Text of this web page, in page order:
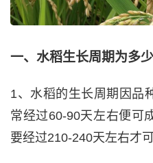
一、水稻生长周期为多
1、水稻的生长周期因品
常经过60-90天左右便可
要经过210-240天左右才可